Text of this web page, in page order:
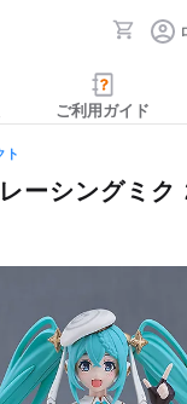
ご利用ガイド
ト
ーシングミク